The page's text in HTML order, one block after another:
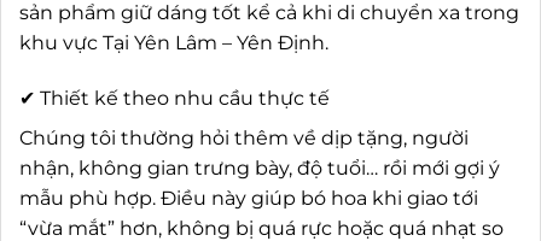
sản phẩm giữ dáng tốt kể cả khi di chuyển xa trong
khu vực Tại Yên Lâm – Yên Định.
✔ Thiết kế theo nhu cầu thực tế
Chúng tôi thường hỏi thêm về dịp tặng, người
nhận, không gian trưng bày, độ tuổi… rồi mới gợi ý
mẫu phù hợp. Điều này giúp bó hoa khi giao tới
“vừa mắt” hơn, không bị quá rực hoặc quá nhạt so